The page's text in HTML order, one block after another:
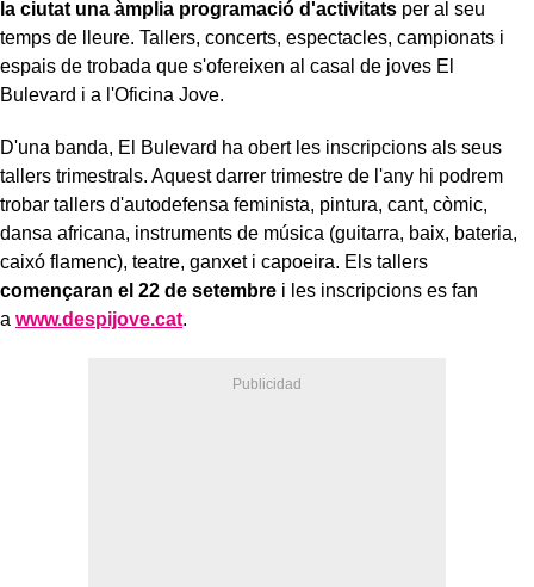
la ciutat una àmplia programació d'activitats per al seu
temps de lleure. Tallers, concerts, espectacles, campionats i
espais de trobada que s'ofereixen al casal de joves El
Bulevard i a l'Oficina Jove.
D'una banda, El Bulevard ha obert les inscripcions als seus
tallers trimestrals. Aquest darrer trimestre de l'any hi podrem
trobar tallers d'autodefensa feminista, pintura, cant, còmic,
dansa africana, instruments de música (guitarra, baix, bateria,
caixó flamenc), teatre, ganxet i capoeira. Els tallers
començaran el 22 de setembre i les inscripcions es fan
a www.despijove.cat.